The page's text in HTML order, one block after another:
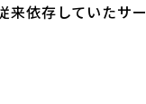
来依存していたサー